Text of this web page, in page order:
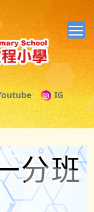
IG
分班